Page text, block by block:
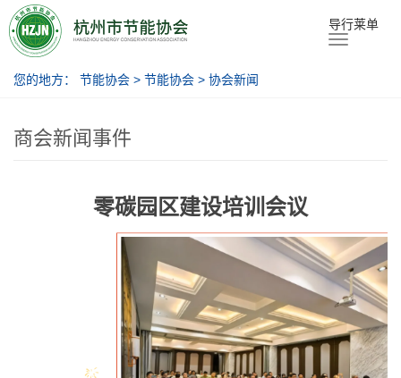
节能协会 导行莱单
您的地方： 节能协会 > 节能协会 > 协会新闻
商会新闻事件
零碳园区建设培训会议